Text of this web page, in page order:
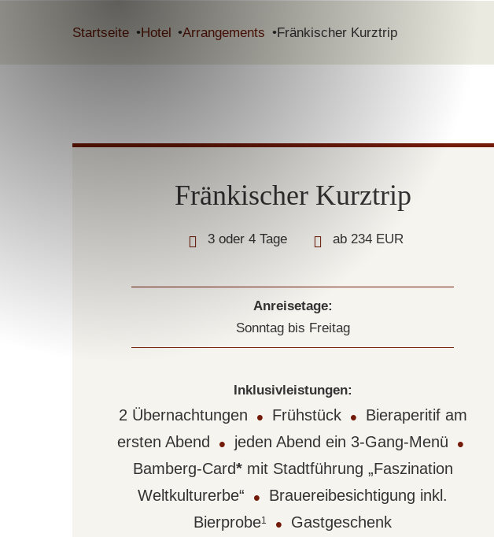
Startseite Hotel Arrangements Fränkischer Kurztrip
Fränkischer Kurztrip
3 oder 4 Tage ab 234 EUR
Anreisetage:
Sonntag bis Freitag
Inklusivleistungen:
2 Übernachtungen • Frühstück • Bieraperitif am
ersten Abend
• jeden Abend ein 3-Gang-Menü •
Bamberg-Card*mit Stadtführung „Faszination
Weltkulturerbe“ • Brauereibesichtigung inkl.
Bierprobe1 • Gastgeschenk